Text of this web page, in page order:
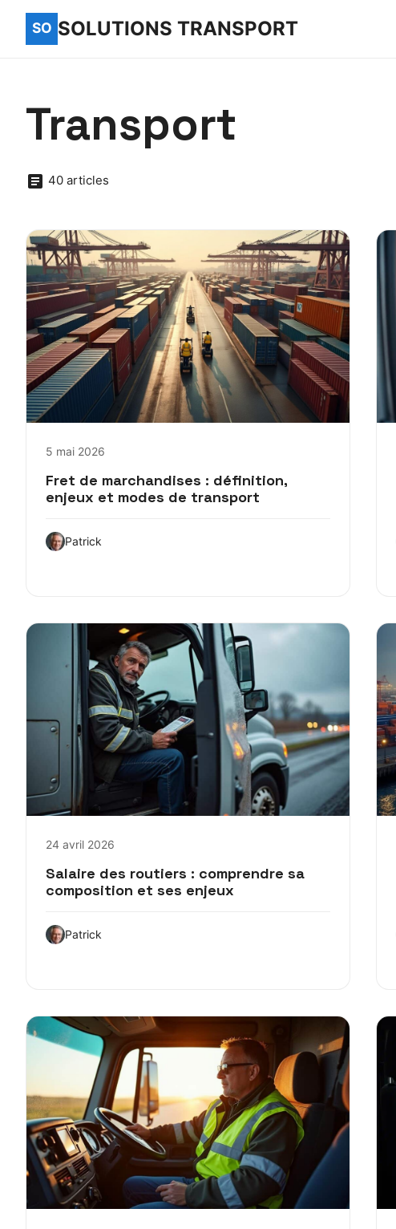
SOLUTIONS TRANSPORT
Transport
40 articles
5 mai 2026
Fret de marchandises : définition,
enjeux et modes de transport
Patrick
24 avril 2026
Salaire des routiers : comprendre sa
composition et ses enjeux
Patrick